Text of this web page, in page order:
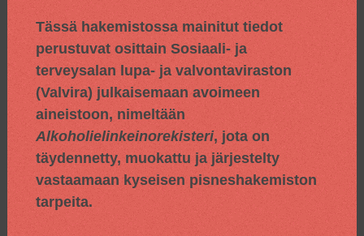
Tässä hakemistossa mainitut tiedot
perustuvat osittain Sosiaali- ja
terveysalan lupa- ja valvontaviraston
(Valvira) julkaisemaan avoimeen
aineistoon, nimeltään
Alkoholielinkeinorekisteri, jota on
täydennetty, muokattu ja järjestelty
vastaamaan kyseisen pisneshakemiston
tarpeita.